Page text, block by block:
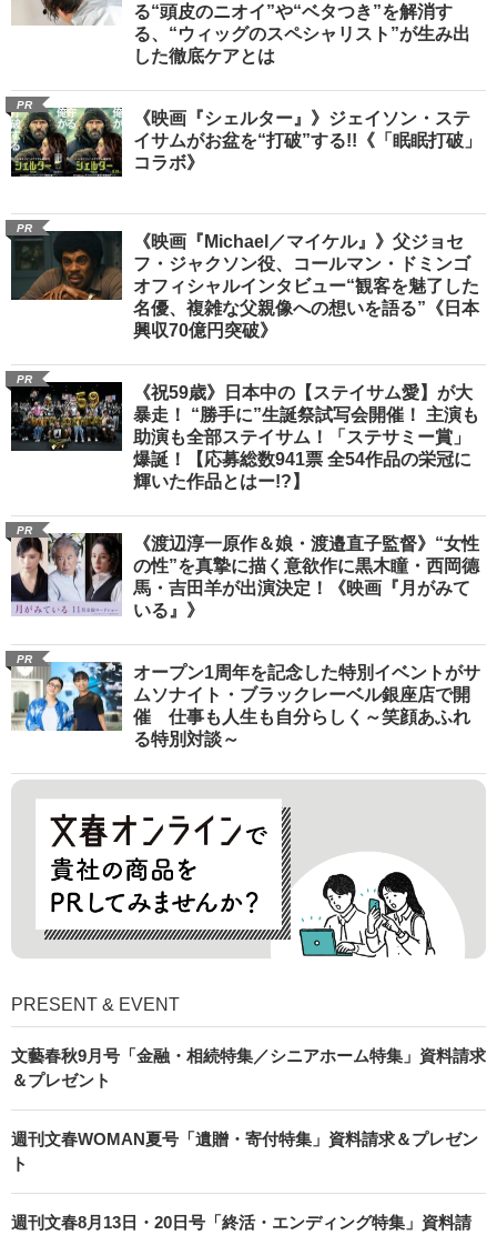
る“頭皮のニオイ”や“ベタつき”を解消す
る、“ウィッグのスペシャリスト”が生み出
した徹底ケアとは
PR
《映画『シェルター』》ジェイソン・ステ
イサムがお盆を“打破”する!!《「眠眠打破」
コラボ》
PR
《映画『Michael／マイケル』》父ジョセ
フ・ジャクソン役、コールマン・ドミンゴ
オフィシャルインタビュー“観客を魅了した
名優、複雑な父親像への想いを語る”《日本
興収70億円突破》
PR
《祝59歳》日本中の【ステイサム愛】が大
暴走！ “勝手に”生誕祭試写会開催！ 主演も
助演も全部ステイサム！「ステサミー賞」
爆誕！【応募総数941票 全54作品の栄冠に
輝いた作品とはー!?】
PR
《渡辺淳一原作＆娘・渡邉直子監督》“女性
の性”を真摯に描く意欲作に黒木瞳・西岡德
馬・吉田羊が出演決定！《映画『月がみて
いる』》
PR
オープン1周年を記念した特別イベントがサ
ムソナイト・ブラックレーベル銀座店で開
催 仕事も人生も自分らしく～笑顔あふれ
る特別対談～
PRESENT & EVENT
文藝春秋9月号「金融・相続特集／シニアホーム特集」資料請求
＆プレゼント
週刊文春WOMAN夏号「遺贈・寄付特集」資料請求＆プレゼン
ト
週刊文春8月13日・20日号「終活・エンディング特集」資料請